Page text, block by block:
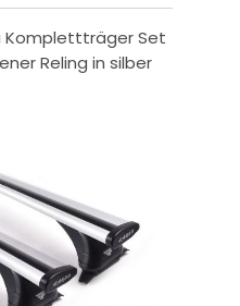
Komplettträger Set
Reling in silber